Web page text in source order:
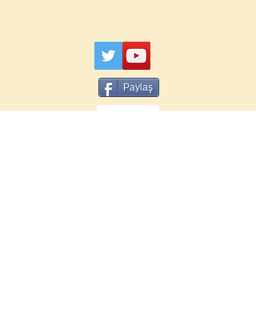
Paylaş